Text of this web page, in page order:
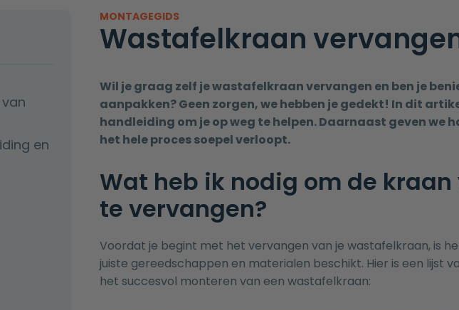
en
Wastafelkraan
MONTAGEGIDS
Wil je graag zelf je wastafelkraan vervangen en ben je
aanpakken? Geen zorgen, we hebben je gedekt! In dit
handleiding om je op weg te helpen. Daarnaast geven we
het hele proces soepel verloopt.
Wat heb ik nodig om de
te vervangen?
Voordat je begint met het vervangen van je wastafelkraan, is
juiste gereedschappen en materialen beschikt. Hier is een lijst
het succesvol monteren van een wastafelkraan: